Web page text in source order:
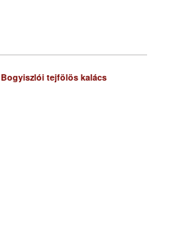
Bogyiszlói tejfölös kalács